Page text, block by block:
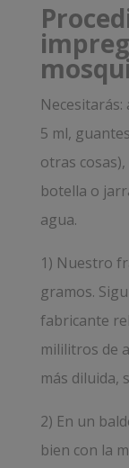
Necesitarás:
5 ml,
otras
botella o
agua.
1) Nuestro
gramos.
fabricante
mililitros de
más diluida,
2) En un
bien con la